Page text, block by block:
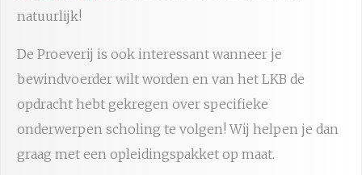
natuurlijk!
De Proeverij is ook interessant wanneer je
bewindvoerder wilt worden en van het LKB de
opdracht hebt gekregen over specifieke
onderwerpen scholing te volgen! Wij helpen je dan
graag met een opleidingspakket op maat.